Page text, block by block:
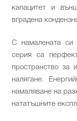
капацитет и
вградена
С намалената си
серия са
пространство за
налягане.
намаляване на
нататъшните